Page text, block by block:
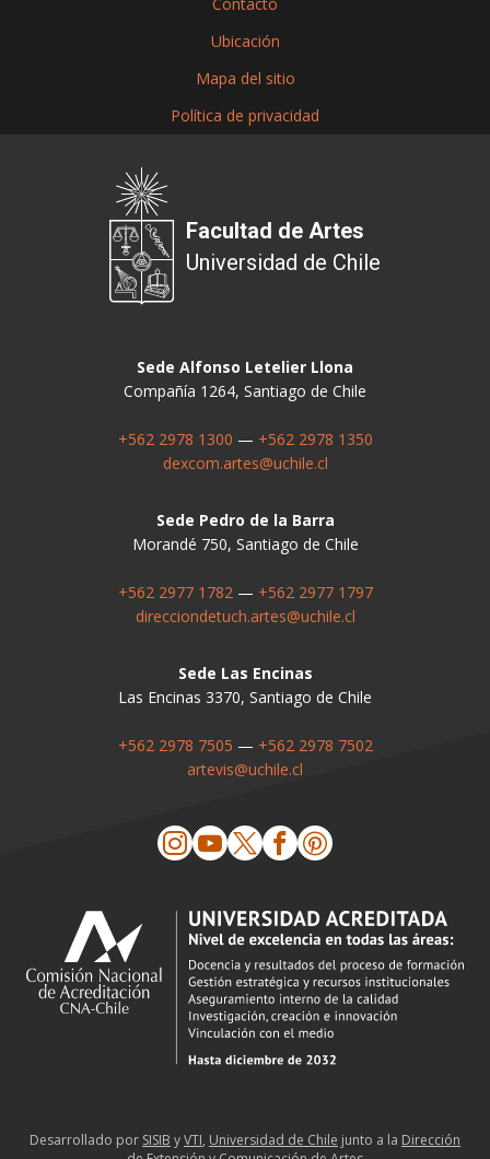
Ubicación
Mapa del sitio
Política de privacidad
Facultad de Artes
Universidad de Chile
Sede Alfonso Letelier Llona
Compañía 1264, Santiago de Chile
+562 2978 1300 — +562 2978 1350
dexcom.artes@uchile.cl
Sede Pedro de la Barra
Morandé 750, Santiago de Chile
+562 2977 1782— +562 2977 1797
direcciondetuch.artes@uchile.cl
Sede Las Encinas
Las Encinas 3370, Santiago de Chile
+562 2978 7505 — +562 2978 7502
artevis@uchile.cl
Desarrollado por SISIB yVTI, Universidad de Chile junto a la Dirección